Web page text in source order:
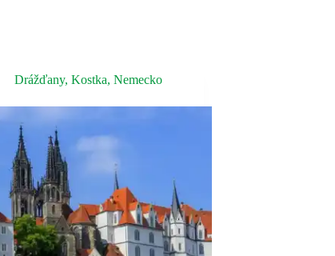
Drážďany, Kostka, Nemecko